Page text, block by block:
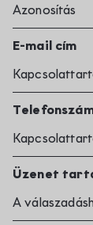
Azonosítás
E-mail cím
Üzenet
A